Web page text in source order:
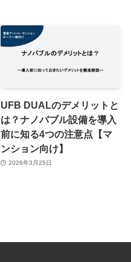
UFB DUALのデメリットと
は？ナノバブル設備を導入
前に知る4つの注意点【マ
ンション向け】
2026年3月25日